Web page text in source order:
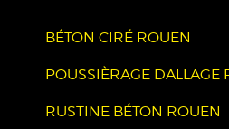
BÉTON CIRÉ ROUEN
POUSSIÈRAGE DALLAGE
RUSTINE BÉTON ROUEN